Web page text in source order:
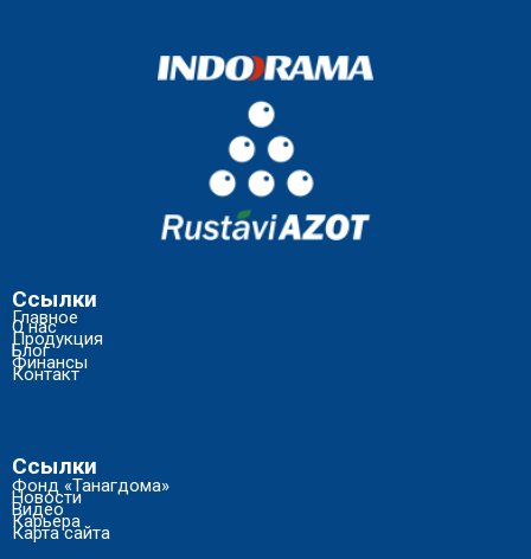
Ссылки
Главное
О нас
Продукция
Блог
Финансы
Контакт
Ссылки
Фонд «Танагдома»
Новости
Видео
Карьера
Карта сайта